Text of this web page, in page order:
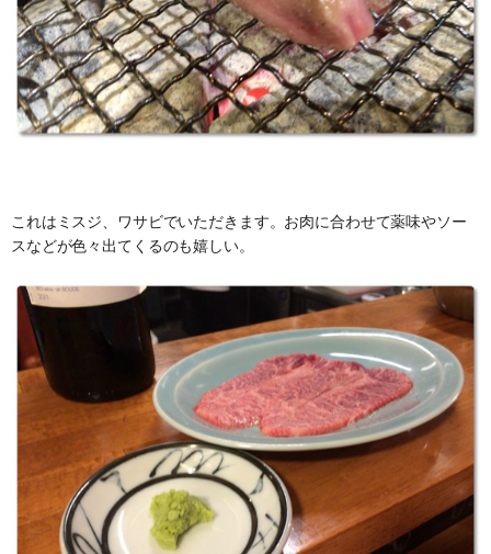
これはミスジ、ワサビでいただきます。お肉に合わせて薬味やソー
スなどが色々出てくるのも嬉しい。